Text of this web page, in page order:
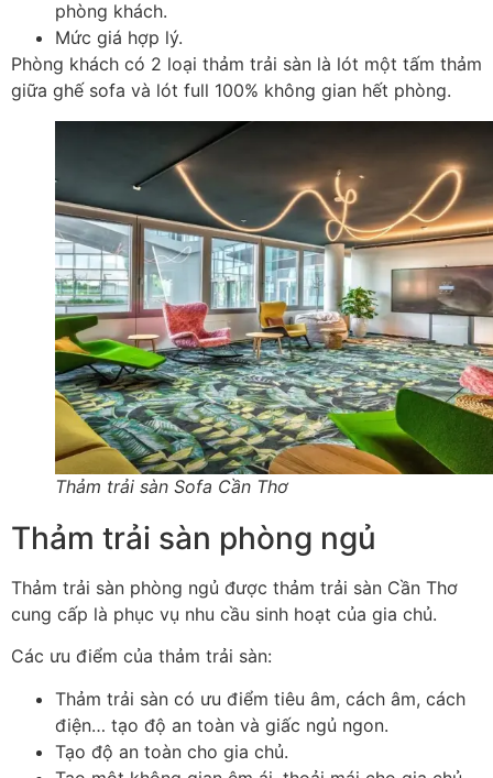
phòng khách.
Mức giá hợp lý.
Phòng khách có 2 loại thảm trải sàn là lót một tấm thảm
giữa ghế sofa và lót full 100% không gian hết phòng.
Thảm trải sàn Sofa Cần Thơ
Thảm trải sàn phòng ngủ
Thảm trải sàn phòng ngủ được thảm trải sàn Cần Thơ
cung cấp là phục vụ nhu cầu sinh hoạt của gia chủ.
Các ưu điểm của thảm trải sàn:
Thảm trải sàn có ưu điểm tiêu âm, cách âm, cách
điện… tạo độ an toàn và giấc ngủ ngon.
Tạo độ an toàn cho gia chủ.